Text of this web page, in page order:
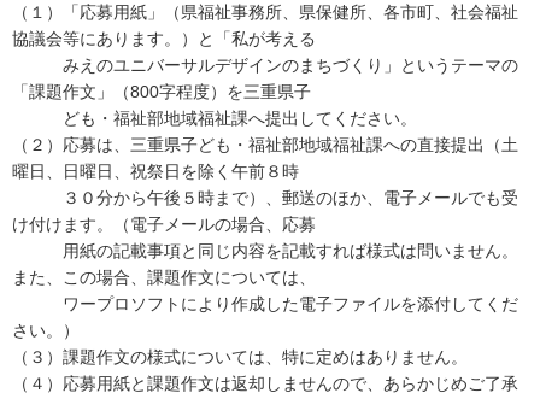
（１）「応募用紙」（県福祉事務所、県保健所、各市町、社会福祉
協議会等にあります。）と「私が考える
みえのユニバーサルデザインのまちづくり」というテーマの
「課題作文」（800字程度）を三重県子
ども・福祉部地域福祉課へ提出してください。
（２）応募は、三重県子ども・福祉部地域福祉課への直接提出（土
曜日、日曜日、祝祭日を除く午前８時
３０分から午後５時まで）、郵送のほか、電子メールでも受
け付けます。（電子メールの場合、応募
用紙の記載事項と同じ内容を記載すれば様式は問いません。
また、この場合、課題作文については、
ワープロソフトにより作成した電子ファイルを添付してくだ
さい。）
（３）課題作文の様式については、特に定めはありません。
（４）応募用紙と課題作文は返却しませんので、あらかじめご了承